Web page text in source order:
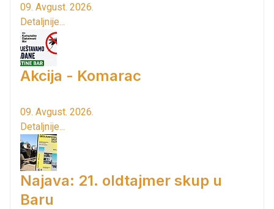
09. Avgust. 2026.
Detaljnije...
Akcija - Komarac
09. Avgust. 2026.
Detaljnije...
Najava: 21. oldtajmer skup u
Baru